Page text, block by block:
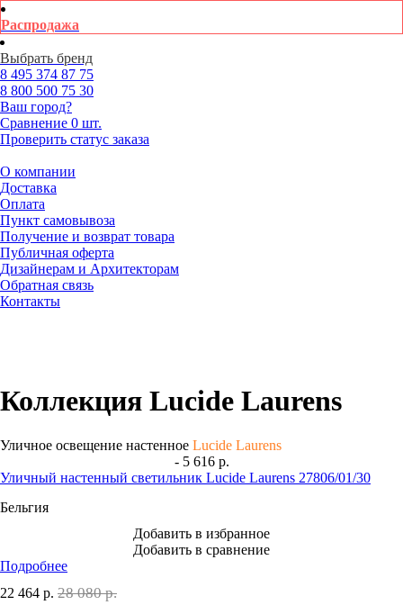
Распродажа
Выбрать бренд
8 495 374 87 75
8 800 500 75 30
Ваш город?
Сравнение 0 шт.
Проверить статус заказа
О компании
Доставка
Оплата
Пункт самовывоза
Получение и возврат товара
Публичная оферта
Дизайнерам и Архитекторам
Обратная связь
Контакты
Коллекция Lucide Laurens
Уличное освещение настенное Lucide Laurens
- 5 616 р.
Уличный настенный светильник Lucide Laurens 27806/01/30
Бельгия
Добавить в избранное
Добавить в сравнение
Подробнее
22 464 р. 28 080 р.